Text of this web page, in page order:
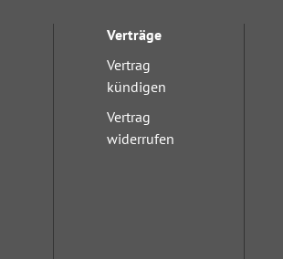
Verträge
Vertrag
kündigen
Vertrag
widerrufen